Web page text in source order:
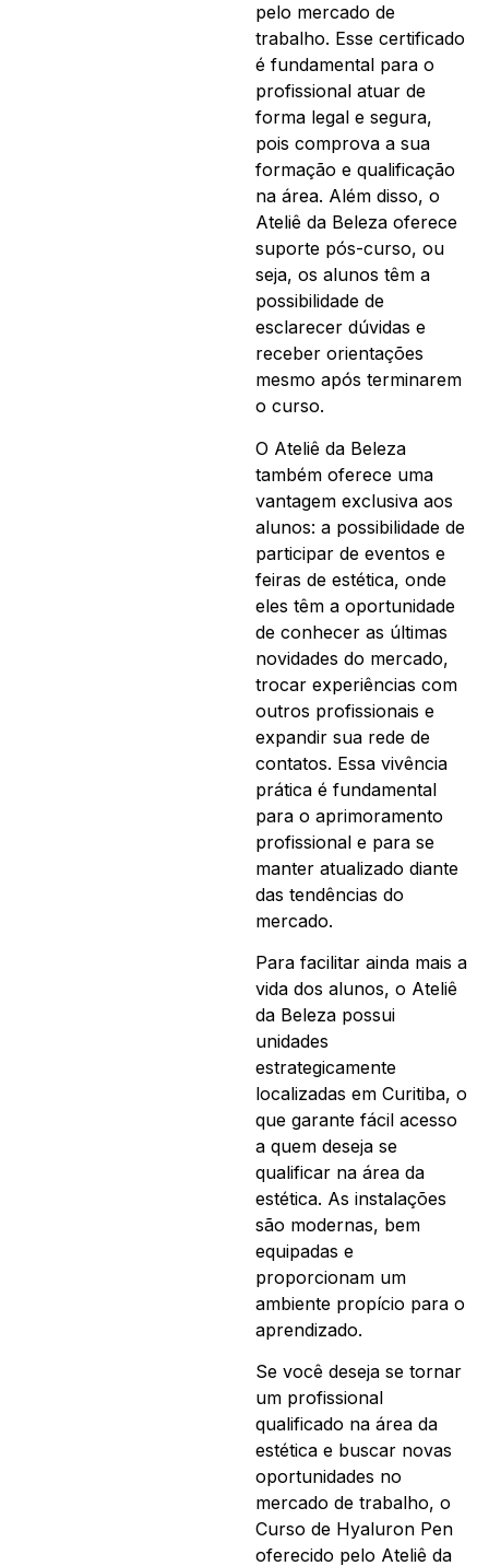
pelo mercado de
trabalho. Esse certificado
é fundamental para o
profissional atuar de
forma legal e segura,
pois comprova a sua
formação e qualificação
na área. Além disso, o
Ateliê da Beleza oferece
suporte pós-curso, ou
seja, os alunos têm a
possibilidade de
esclarecer dúvidas e
receber orientações
mesmo após terminarem
o curso.
O Ateliê da Beleza
também oferece uma
vantagem exclusiva aos
alunos: a possibilidade de
participar de eventos e
feiras de estética, onde
eles têm a oportunidade
de conhecer as últimas
novidades do mercado,
trocar experiências com
outros profissionais e
expandir sua rede de
contatos. Essa vivência
prática é fundamental
para o aprimoramento
profissional e para se
manter atualizado diante
das tendências do
mercado.
Para facilitar ainda mais a
vida dos alunos, o Ateliê
da Beleza possui
unidades
estrategicamente
localizadas em Curitiba, o
que garante fácil acesso
a quem deseja se
qualificar na área da
estética. As instalações
são modernas, bem
equipadas e
proporcionam um
ambiente propício para o
aprendizado.
Se você deseja se tornar
um profissional
qualificado na área da
estética e buscar novas
oportunidades no
mercado de trabalho, o
Curso de Hyaluron Pen
oferecido pelo Ateliê da